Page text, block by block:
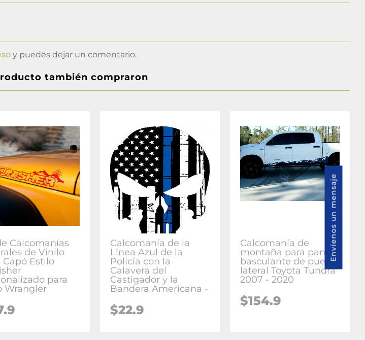
y puedes dejar un comentario.
también compraron
Calcomanías
de Vinilo
Capó Estilo
para
Wrangler
Calcomanía de la
Línea Azul de la
Policía con la
Calavera del
Castigador y la
Bandera Americana -
$22.9
Calcomanía de
montaña para panel
basculante de puerta
lateral Toyota Tundra
2007 - 2020
$154.9
Envíenos un mensaje